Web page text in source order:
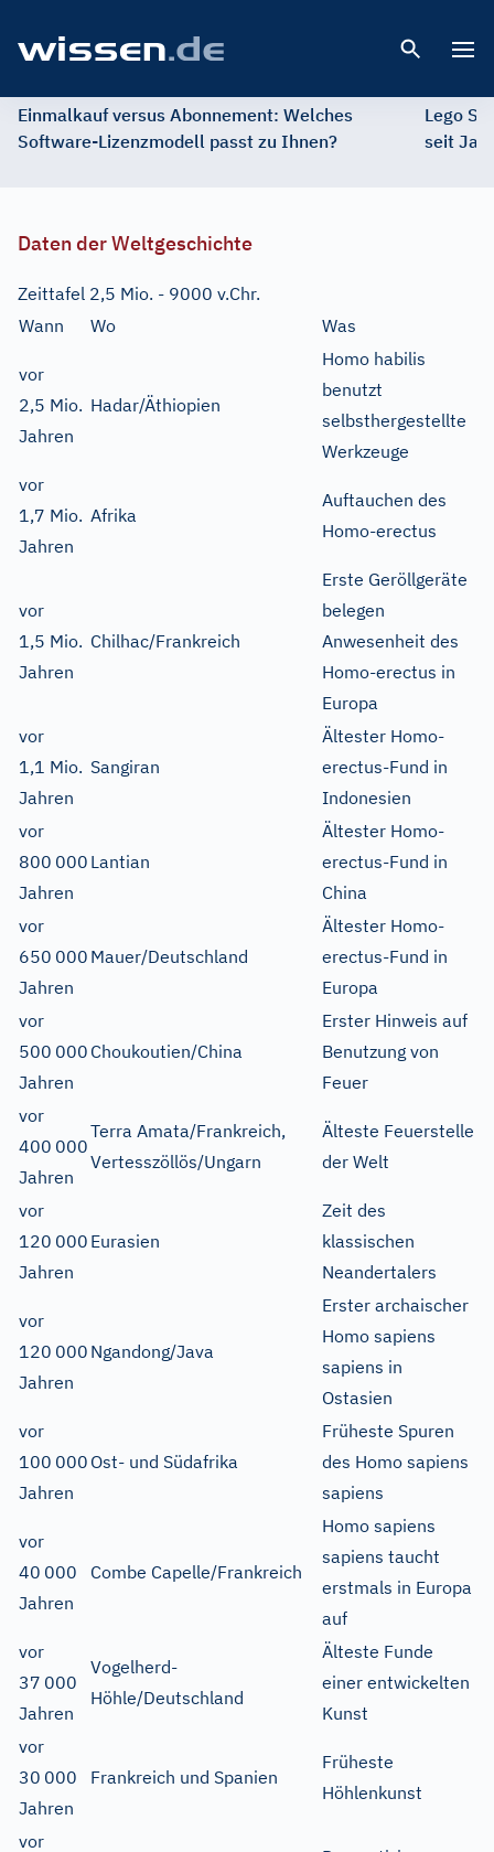
Einmalkauf versus Abonnement: Welches
Software-Lizenzmodell passt zu Ihnen?
Lego
seit
Daten der Weltgeschichte
Zeittafel 2,5 Mio. - 9000 v.Chr.
Wann
Wo Was
vor
2,5 Mio.
Jahren
Hadar/Äthiopien
Homo habilis
benutzt
selbsthergestellte
Werkzeuge
vor
1,7 Mio.
Jahren
Afrika
Auftauchen des
Homo-erectus
vor
1,5 Mio.
Jahren
Chilhac/Frankreich
Erste Geröllgeräte
belegen
Anwesenheit des
Homo-erectus in
Europa
vor
1,1 Mio.
Jahren
Sangiran
Ältester Homo-
erectus-Fund in
Indonesien
vor
800 000
Jahren
Lantian
Ältester Homo-
erectus-Fund in
China
vor
650 000
Jahren
Mauer/Deutschland
Ältester Homo-
erectus-Fund in
Europa
vor
500 000
Jahren
Choukoutien/China
Erster Hinweis auf
Benutzung von
Feuer
vor
400 000
Jahren
Terra Amata/Frankreich,
Vertesszöllös/Ungarn
Älteste Feuerstelle
der Welt
vor
120 000
Jahren
Eurasien
Zeit des
klassischen
Neandertalers
vor
120 000
Jahren
Ngandong/Java
Erster archaischer
Homo sapiens
sapiens in
Ostasien
vor
100 000
Jahren
Ost- und Südafrika
Früheste Spuren
des Homo sapiens
sapiens
vor
40 000
Jahren
Combe Capelle/Frankreich
Homo sapiens
sapiens taucht
erstmals in Europa
auf
vor
37 000
Jahren
Vogelherd-
Höhle/Deutschland
Älteste Funde
einer entwickelten
Kunst
vor
30 000
Jahren
Frankreich und Spanien
Früheste
Höhlenkunst
vor